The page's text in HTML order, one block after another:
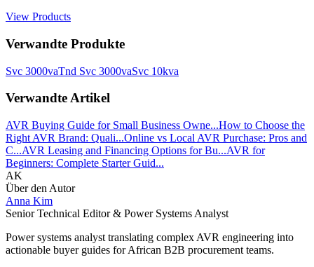
View Products
Verwandte Produkte
Svc 3000vaTnd Svc 3000vaSvc 10kva
Verwandte Artikel
AVR Buying Guide for Small Business Owne...How to Choose the
Right AVR Brand: Quali...Online vs Local AVR Purchase: Pros and
C...AVR Leasing and Financing Options for Bu...AVR for
Beginners: Complete Starter Guid...
AK
Über den Autor
Anna Kim
Senior Technical Editor & Power Systems Analyst
Power systems analyst translating complex AVR engineering into
actionable buyer guides for African B2B procurement teams.